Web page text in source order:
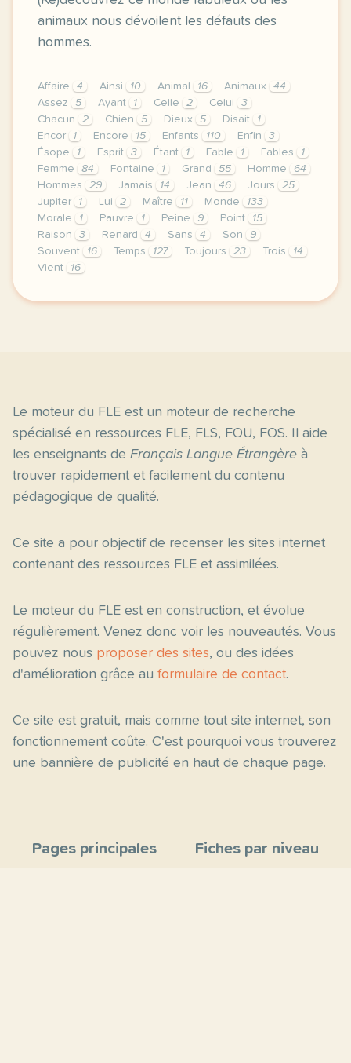
animaux nous dévoilent les défauts des
hommes.
Affaire 4 Ainsi 10 Animal 16 Animaux
44
Assez
5 Ayant 1 Celle 2 Celui
3
Chacun
2 Chien 5 Dieux 5 Disait
1
Encor
1 Encore 15 Enfants 110 Enfin
3
Ésope
1 Esprit 3 Étant 1 Fable 1 Fables
1
Femme
84 Fontaine 1 Grand 55 Homme
64
Hommes
29 Jamais 14 Jean 46 Jours
25
Jupiter
1 Lui 2 Maître 11 Monde
133
Morale
1 Pauvre 1 Peine 9 Point
15
Raison
3 Renard 4 Sans 4 Son
9
Souvent
16 Temps 127 Toujours 23 Trois
14
Vient
16
didomi host didomi components button cursor
Le moteur du FLE est un moteur de recherche
spécialisé en ressources FLE, FLS, FOU, FOS. Il aide
les enseignants de Français Langue Étrangère à
trouver rapidement et facilement du contenu
pédagogique de qualité.
Ce site a pour objectif de recenser les sites internet
contenant des ressources FLE et assimilées.
Le moteur du FLE est en construction, et évolue
régulièrement. Venez donc voir les nouveautés. Vous
pouvez nous proposer des sites, ou des idées
d'amélioration grâce au formulaire de contact.
Ce site est gratuit, mais comme tout site internet, son
fonctionnement coûte. C'est pourquoi vous trouverez
une bannière de publicité en haut de chaque page.
Pages principales Fiches par niveau